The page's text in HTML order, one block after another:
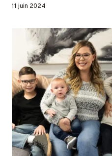
11 juin 2024